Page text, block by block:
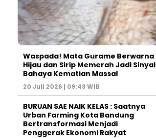
Waspada! Mata Gurame Berwarna
Hijau dan Sirip Memerah Jadi Sinyal
Bahaya Kematian Massal
20 Juli 2026 | 09:43 WIB
BURUAN SAE NAIK KELAS : Saatnya
Urban Farming Kota Bandung
Bertransformasi Menjadi
Penggerak Ekonomi Rakyat